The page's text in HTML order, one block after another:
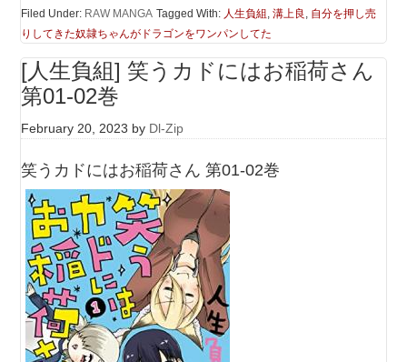
Filed Under: RAW MANGA Tagged With: 人生負組 ,溝上良 , 自分を押し売
りしてきた奴隷ちゃんがドラゴンをワンパンしてた
[人生負組] 笑うカドにはお稲荷さん
第01-02巻
February 20, 2023 by Dl-Zip
笑うカドにはお稲荷さん 第01-02巻